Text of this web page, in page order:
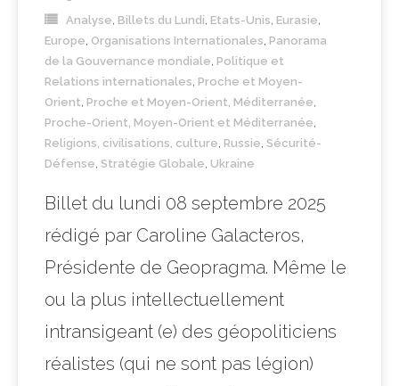
Analyse Billets du Lundi Etats-Unis Eurasie
Europe Organisations Internationales Panorama
de la Gouvernance mondiale Politique et
Relations internationales Proche et Moyen-
Orient Proche et Moyen-Orient, Méditerranée
Proche-Orient, Moyen-Orient et Méditerranée
Religions, civilisations, culture Russie Sécurité-
Défense Stratégie Globale Ukraine
Billet du lundi 08 septembre 2025
rédigé par Caroline Galacteros,
Présidente de Geopragma. Même le
ou la plus intellectuellement
intransigeant (e) des géopoliticiens
réalistes (qui ne sont pas légion)